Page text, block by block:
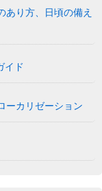
あり方、日頃の備え
イド
ーカリゼーション